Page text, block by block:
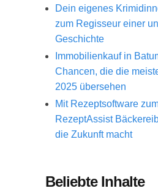
Dein eigenes
zum Regisseur einer
Geschichte
Immobilienkauf in
Chancen, die die
2025 übersehen
Mit Rezeptsoftware
RezeptAssist
die Zukunft macht
Beliebte Inhalte